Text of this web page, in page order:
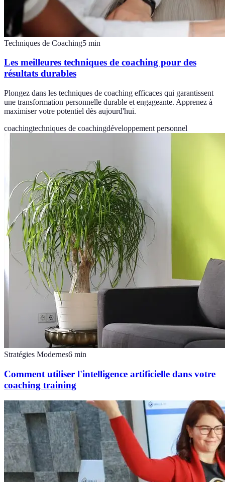
Techniques de Coaching5 min
Les meilleures techniques de coaching pour des
résultats durables
Plongez dans les techniques de coaching efficaces qui garantissent
une transformation personnelle durable et engageante. Apprenez à
maximiser votre potentiel dès aujourd'hui.
coachingtechniques de coachingdéveloppement personnel
Stratégies Modernes6 min
Comment utiliser l'intelligence artificielle dans votre
coaching training